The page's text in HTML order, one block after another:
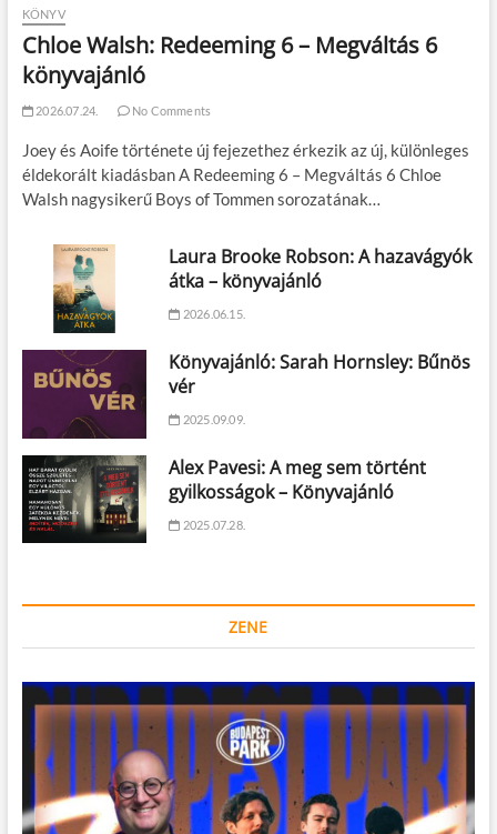
KÖNYV
Chloe Walsh: Redeeming 6 – Megváltás 6
könyvajánló
2026.07.24. No Comments
Joey és Aoife története új fejezethez érkezik az új, különleges
éldekorált kiadásban A Redeeming 6 – Megváltás 6 Chloe
Walsh nagysikerű Boys of Tommen sorozatának…
Laura Brooke Robson: A hazavágyók
átka – könyvajánló
2026.06.15.
Könyvajánló: Sarah Hornsley: Bűnös
vér
2025.09.09.
Alex Pavesi: A meg sem történt
gyilkosságok – Könyvajánló
2025.07.28.
ZENE